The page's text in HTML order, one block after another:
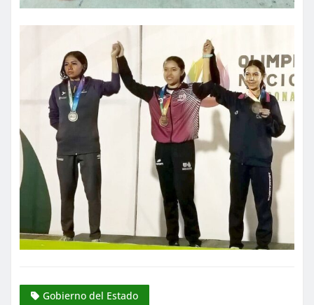
Gobierno del Estado